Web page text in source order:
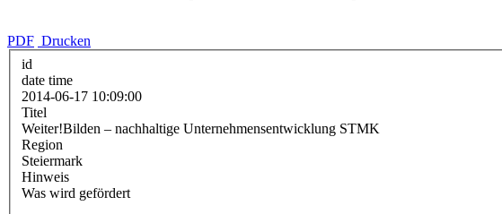
PDF Drucken
id
date time
2014-06-17 10:09:00
Titel
Weiter!Bilden – nachhaltige Unternehmensentwicklung STMK
Region
Steiermark
Hinweis
Was wird gefördert